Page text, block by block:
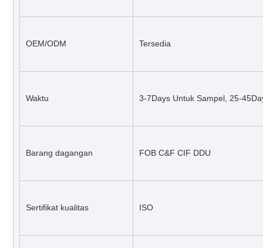
OEM/ODM Tersedia
Waktu 3-7Days Untuk Sampel, 25-
Barang dagangan FOB C&F CIF DDU
Sertifikat kualitas ISO